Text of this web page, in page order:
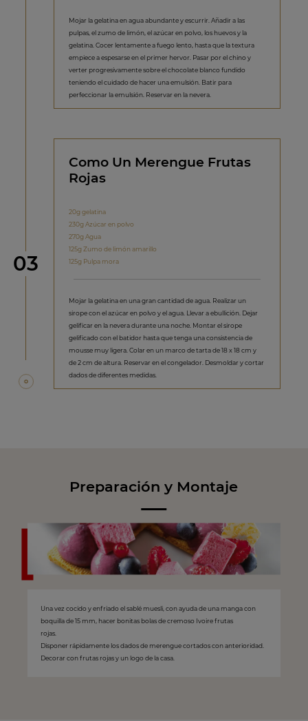
Mojar la gelatina en agua abundante y escurrir. Añadir a las
pulpas, el zumo de limón, el azúcar en polvo, los huevos y la
gelatina. Cocer lentamente a fuego lento, hasta que la textura
empiece a espesarse en el primer hervor. Pasar por el chino y
verter progresivamente sobre el chocolate blanco fundido
teniendo el cuidado de hacer una emulsión. Batir para
perfeccionar la emulsión. Reservar en la nevera.
Paso
03
Como Un Merengue Frutas
Rojas
20g gelatina
230g Azúcar en polvo
270g Agua
125g Zumo de limón amarillo
125g Pulpa mora
Mojar la gelatina en una gran cantidad de agua. Realizar un
sirope con el azúcar en polvo y el agua. Llevar a ebullición. Dejar
gelificar en la nevera durante una noche. Montar el sirope
gelificado con el batidor hasta que tenga una consistencia de
mousse muy ligera. Colar en un marco de tarta de 18 x 18 cm y
de 2 cm de altura. Reservar en el congelador. Desmoldar y cortar
dados de diferentes medidas.
Preparación y Montaje
Una vez cocido y enfriado el sablé muesli, con ayuda de una manga con
boquilla de 15 mm, hacer bonitas bolas de cremoso Ivoire frutas
rojas.
Disponer rápidamente los dados de merengue cortados con anterioridad.
Decorar con frutas rojas y un logo de la casa.